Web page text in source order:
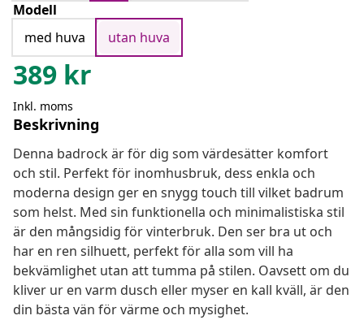
Modell
med huva
utan huva
389 kr
Inkl. moms
Beskrivning
Denna badrock är för dig som värdesätter komfort
och stil. Perfekt för inomhusbruk, dess enkla och
moderna design ger en snygg touch till vilket badrum
som helst. Med sin funktionella och minimalistiska stil
är den mångsidig för vinterbruk. Den ser bra ut och
har en ren silhuett, perfekt för alla som vill ha
bekvämlighet utan att tumma på stilen. Oavsett om du
kliver ur en varm dusch eller myser en kall kväll, är den
din bästa vän för värme och mysighet.